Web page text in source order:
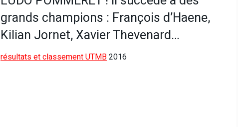
grands champions : François d’Haene,
Kilian Jornet, Xavier Thevenard…
résultats et classement UTMB2016